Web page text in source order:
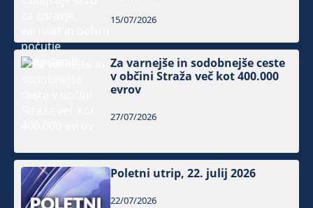
15/07/2026
Za varnejše in sodobnejše ceste
v občini Straža več kot 400.000
evrov
27/07/2026
Poletni utrip, 22. julij 2026
22/07/2026